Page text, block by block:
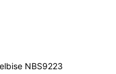
NBS9223